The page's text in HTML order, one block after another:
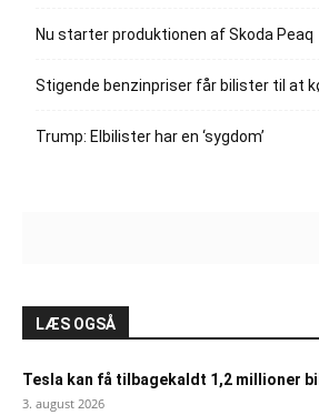
Nu starter produktionen af Skoda Peaq
Stigende benzinpriser får bilister til at
Trump: Elbilister har en ‘sygdom’
LÆS OGSÅ
Tesla kan få tilbagekaldt 1,2 millioner
3. august 2026